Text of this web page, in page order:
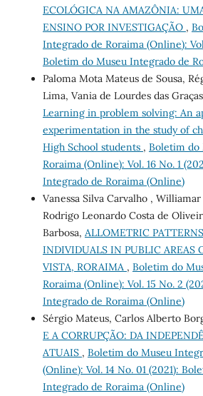
ECOLÓGICA NA AMAZÔNIA:
ENSINO POR INVESTIGAÇÃO ,
Integrado de Roraima (Online):
Boletim do Museu Integrado de
Paloma Mota Mateus de Sousa,
Lima, Vania de Lourdes das
Learning in problem solving: An
experimentation in the study of
High School students , Boletim do
Roraima (Online): Vol. 16 No. 1
Integrado de Roraima (Online)
Vanessa Silva Carvalho ,
Rodrigo Leonardo Costa de
Barbosa, ALLOMETRIC
INDIVIDUALS IN PUBLIC AREAS
VISTA, RORAIMA , Boletim do
Roraima (Online): Vol. 15 No. 2
Integrado de Roraima (Online)
Sérgio Mateus, Carlos Alberto
E A CORRUPÇÃO: DA
ATUAIS , Boletim do Museu
(Online): Vol. 14 No. 01 (2021):
Integrado de Roraima (Online)